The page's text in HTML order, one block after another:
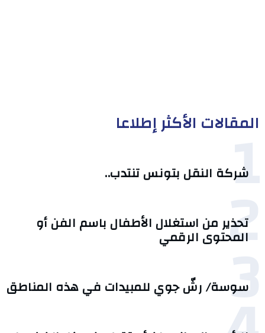
المقالات الأكثر إطلاعا
1
شركة النقل بتونس تنتدب..
2
تحذير من استغلال الأطفال باسم الفن أو
المحتوى الرقمي
3
سوسة/ رشّ جوي للمبيدات في هذه المناطق